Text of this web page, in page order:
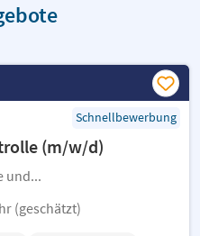
Schnellbewerbung
(m/w/d)
und...
(geschätzt)